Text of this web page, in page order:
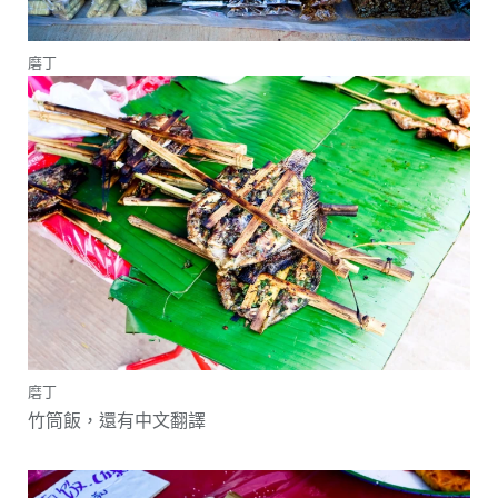
磨丁
磨丁
竹筒飯，還有中文翻譯